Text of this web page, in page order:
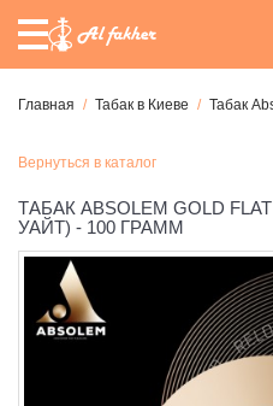
Главная Табак в Киеве Табак
Вернуться в каталог
ТАБАК ABSOLEM GOLD
УАЙТ) - 100 ГРАММ